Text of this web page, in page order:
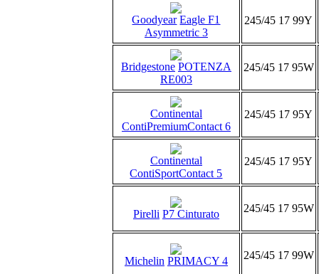
Goodyear Eagle F1
Asymmetric 3
245/45 17 99Y
Bridgestone POTENZA
RE003
245/45 17 95W
Continental
ContiPremiumContact 6
245/45 17 95Y
Continental
ContiSportContact 5
245/45 17 95Y
Pirelli P7 Cinturato 245/45 17 95W
Michelin PRIMACY 4 245/45 17 99W